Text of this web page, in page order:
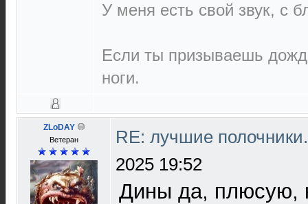
У меня есть свой звук, с
Если ты призываешь
ноги.
ZLoDAY
Ветеран
RE: лучшие
2025 19:52
Дины да, плюсую,